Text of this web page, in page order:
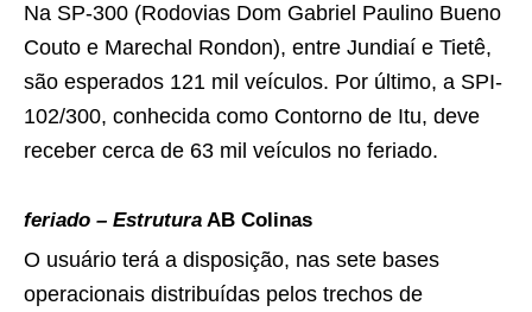
Na SP-300 (Rodovias Dom Gabriel Paulino Bueno
Couto e Marechal Rondon), entre Jundiaí e Tietê,
são esperados 121 mil veículos. Por último, a SPI-
102/300, conhecida como Contorno de Itu, deve
receber cerca de 63 mil veículos no feriado.
feriado – Estrutura AB Colinas
O usuário terá a disposição, nas sete bases
operacionais distribuídas pelos trechos de